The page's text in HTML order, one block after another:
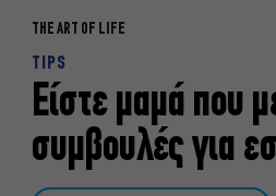
THE ART OF LIFE
TIPS
Είστε μαμά που
συμβουλές για